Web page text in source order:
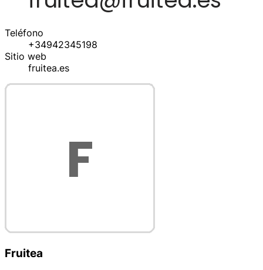
Teléfono
+34942345198
Sitio web
fruitea.es
Fruitea